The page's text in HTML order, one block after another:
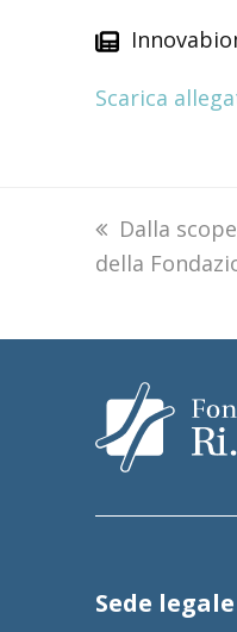
Scarica
previous
post:
Dalla
della
Sede legale